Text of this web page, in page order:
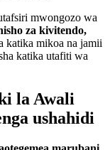
mwongozo wa
za kivitendo,
katika mikoa na jamii
katika utafiti wa
la Awali
ushahidi